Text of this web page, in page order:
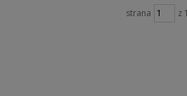
strana z 1